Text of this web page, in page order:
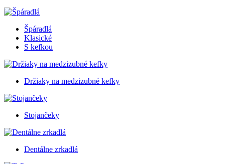
Špáradlá
Klasické
S kefkou
Držiaky na medzizubné kefky
Stojančeky
Dentálne zrkadlá